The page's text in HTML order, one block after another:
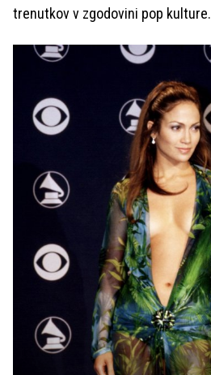
trenutkov v zgodovini pop kulture.